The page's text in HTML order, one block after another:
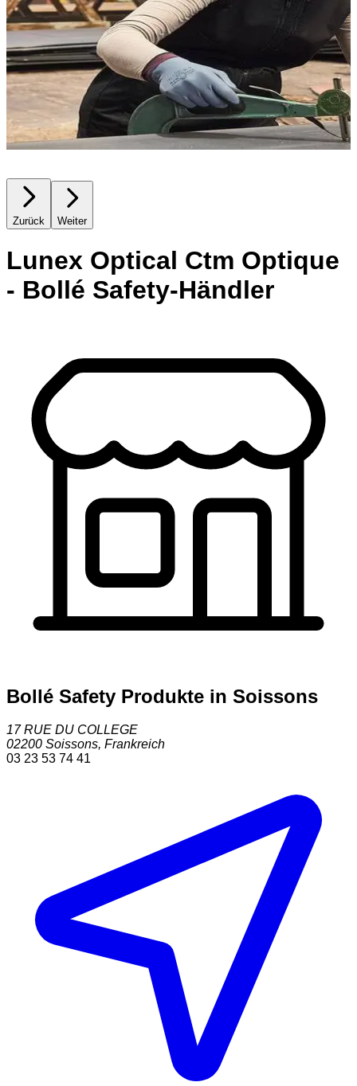
Zurück Weiter
Lunex Optical Ctm Optique
- Bollé Safety-Händler
Bollé Safety Produkte in Soissons
17 RUE DU COLLEGE
02200 Soissons, Frankreich
03 23 53 74 41